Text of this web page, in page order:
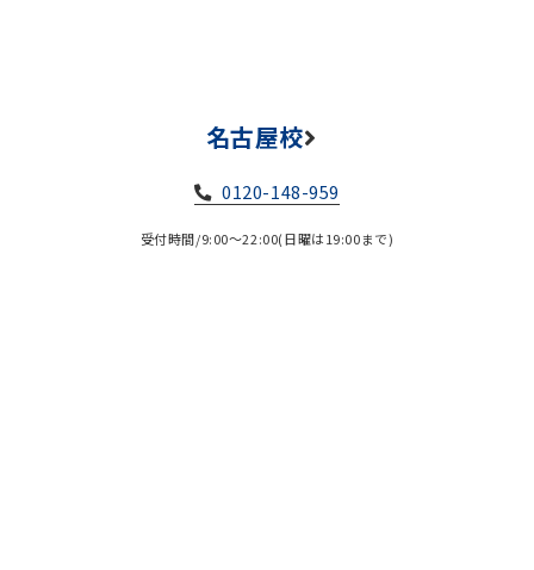
名古屋校
0120-148-959
受付時間/9:00～22:00(日曜は19:00まで)